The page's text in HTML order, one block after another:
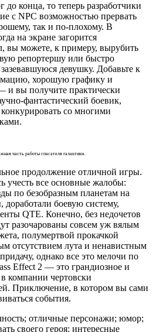
до конца, то теперь разработчики
с NPC возможностью прервать
так и по-плохому. В
на экране загорится
вы можете, к примеру, вырубить
репортершу или быстро
девушку. Добавьте к
хорошую графику и
и вы получите практически
фантастический боевик,
со многими
часть работы спасателя галактики.
продолжение отличной игры.
учесть все основные жалобы:
по безобразным планетам на
боевую систему,
QTE. Конечно, без недочетов
разочарованы совсем уж вялым
полумертвой прокачкой
отсутствием лута и ненавистным
однако все это мелочи по
Effect 2 — это грандиозное и
компании чертовски
Приключение, в котором вы сами
события.
отличные персонажи; юмор;
своего героя; интересные